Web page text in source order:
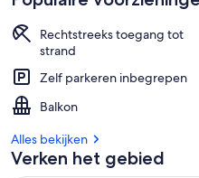
Rechtstreeks toegang tot
strand
Zelf parkeren inbegrepen
Balkon
Alles bekijken
Verken het gebied